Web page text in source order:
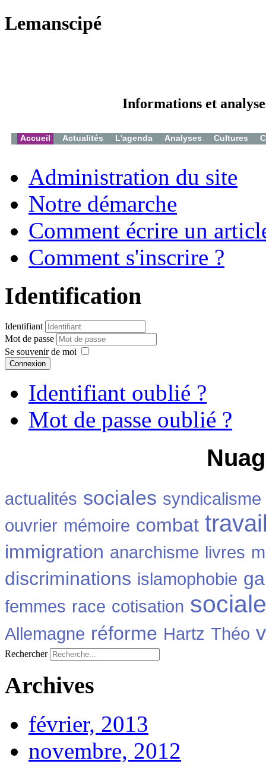
Lemanscipé
Informations et
Accueil Actualités L'agenda Analyses Cultures
Administration du site
Notre démarche
Comment écrire un
Comment s'inscrire ?
Identification
Identifiant
Mot de passe
Se souvenir de moi
Connexion
Identifiant oublié ?
Mot de passe oublié ?
actualités sociales syndicalisme
ouvrier mémoire combat
immigration anarchisme livres
discriminations islamophobie
femmes race cotisation sociale
Allemagne réforme Hartz Théo
Rechercher
Archives
février, 2013
novembre, 2012